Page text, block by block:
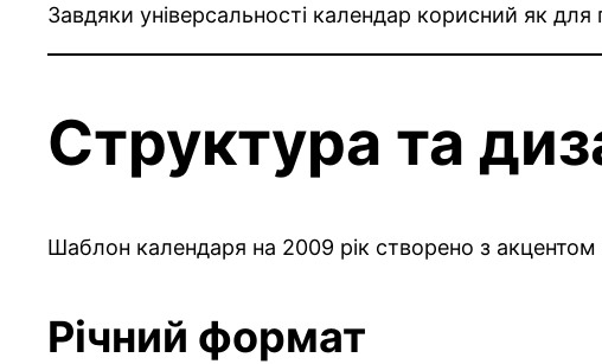
Завдяки універсальності календар корисний як для
Структура та
Шаблон календаря на 2009 рік створено з акцентом
Річний формат